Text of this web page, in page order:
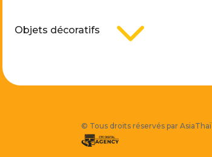
Objets décoratifs 3
© Tous droits réservés par